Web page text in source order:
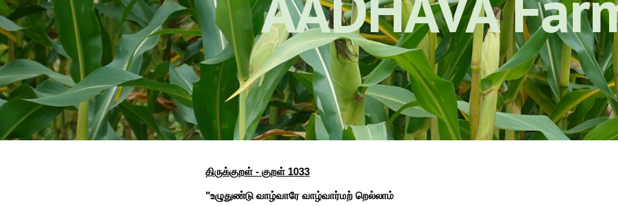
திருக்குறள் -குறள் 1033
"உழுதுண்டு வாழ்வாரே வாழ்வார்மற் றெல்லாம்